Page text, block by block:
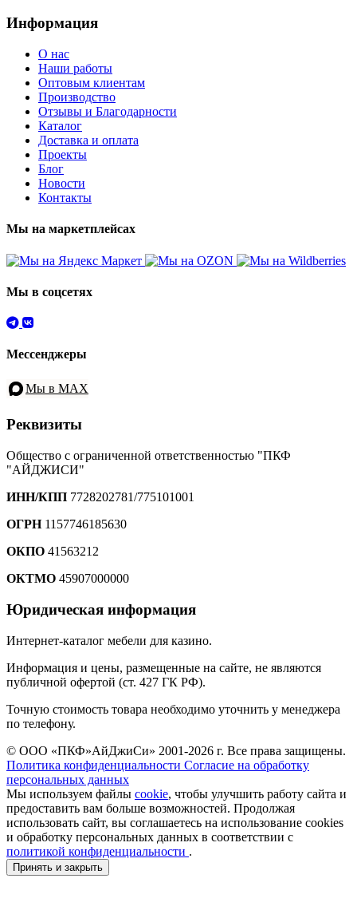
Информация
О нас
Наши работы
Оптовым клиентам
Производство
Отзывы и Благодарности
Каталог
Доставка и оплата
Проекты
Блог
Новости
Контакты
Мы на маркетплейсах
Мы в соцсетях
Мессенджеры
Мы в MAX
Реквизиты
Общество с ограниченной ответственностью "ПКФ
"АЙДЖИСИ"
ИНН/КПП 7728202781/775101001
ОГРН1157746185630
ОКПО 41563212
ОКТМО 45907000000
Юридическая информация
Интернет-каталог мебели для казино.
Информация и цены, размещенные на сайте, не являются
публичной офертой (ст. 427 ГК РФ).
Точную стоимость товара необходимо уточнить у менеджера
по телефону.
© ООО «ПКФ»АйДжиСи» 2001-2026 г. Все права защищены.
Политика конфиденциальности Согласие на обработку
персональных данных
Мы используем файлы cookie, чтобы улучшить работу сайта и
предоставить вам больше возможностей. Продолжая
использовать сайт, вы соглашаетесь на использование cookies
и обработку персональных данных в соответствии с
политикой конфиденциальности .
Принять и закрыть